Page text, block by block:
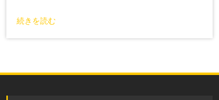
続きを読む